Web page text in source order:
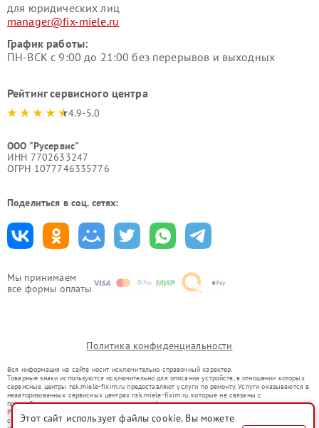
Мы принимаем
все формы оплаты
для юридических лиц
manager@fix-miele.ru
График работы:
ПН-ВСК с 9:00 до 21:00 без перерывов и выходных
Рейтинг сервисного центра
4.9-5.0
ООО "Русервис"
ИНН 7702633247
ОГРН 1077746335776
Поделиться в соц. сетях:
Политика конфиденциальности
Вся информация на сайте носит исключительно справочный характер.
Товарные знаки используются исключительно для описания устройств, в отношении которых
сервисные центры nsk.miele-fixim.ru предоставляют услуги по ремонту. Услуги оказываются в
неавторизованных сервисных центрах nsk.miele-fixim.ru, которые не связаны с
правообладателями товарных знаков или их официальными представителями.
Ремонт осуществляется для устройств, уже введенных в гражданский оборот в соответствии
со статьей 1487 ГК РФ.
Этот сайт использует файлы cookie. Вы можете